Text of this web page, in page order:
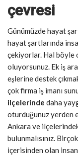
çevresi
Günümüzde hayat
hayat şartlarında
çekiyorlar. Hal böyle
oluyorsunuz. Ek iş
eşlerine destek
çok firma iş imanı
ilçelerinde daha
oturduğunuz yerden
Ankara ve
bulunmalısınız.
içerisinden olan